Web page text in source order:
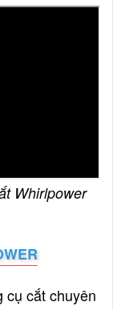
Whirlpower
cụ cắt chuyên